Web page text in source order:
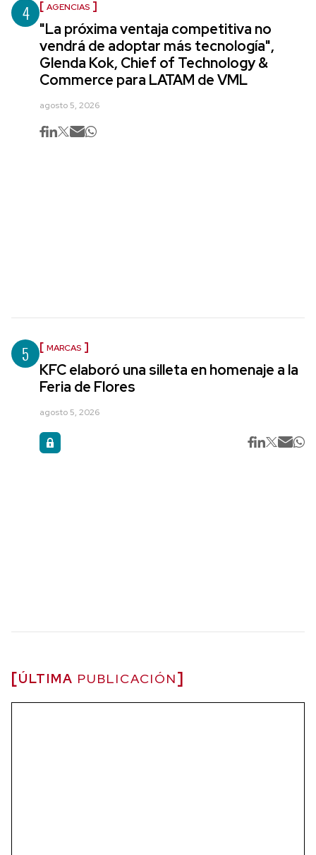
4 AGENCIAS
"La próxima ventaja competitiva no
vendrá de adoptar más tecnología",
Glenda Kok, Chief of Technology &
Commerce para LATAM de VML
agosto 5, 2026
5 MARCAS
KFC elaboró una silleta en homenaje a la
Feria de Flores
agosto 5, 2026
ÚLTIMA PUBLICACIÓN